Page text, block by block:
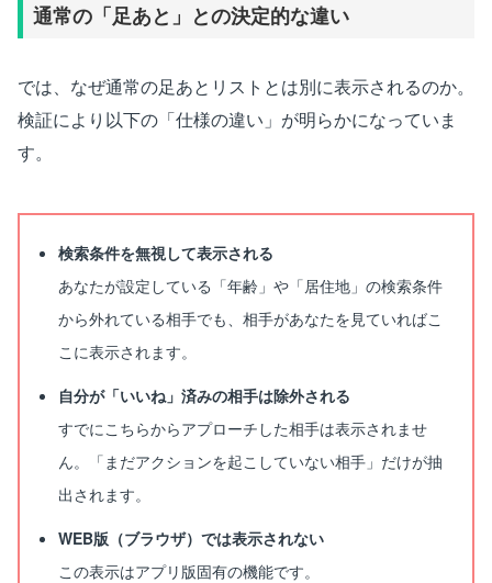
通常の「足あと」との決定的な違い
では、なぜ通常の足あとリストとは別に表示されるのか。
検証により以下の「仕様の違い」が明らかになっていま
す。
検索条件を無視して表示される
あなたが設定している「年齢」や「居住地」の検索条件
から外れている相手でも、相手があなたを見ていればこ
こに表示されます。
自分が「いいね」済みの相手は除外される
すでにこちらからアプローチした相手は表示されませ
ん。「まだアクションを起こしていない相手」だけが抽
出されます。
WEB版（ブラウザ）では表示されない
この表示はアプリ版固有の機能です。